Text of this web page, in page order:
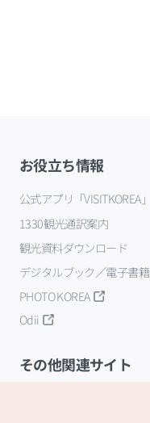
お役立ち情報
公式アプリ「VISITKOREA」
1330観光通訳案内
観光資料ダウンロード
デジタルブック／電子書籍
PHOTO KOREA
Odii
その他関連サイト